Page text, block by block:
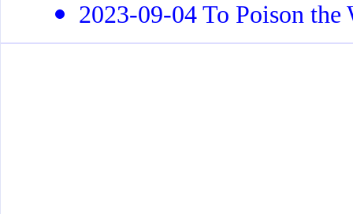
2023-09-04 To Poison the